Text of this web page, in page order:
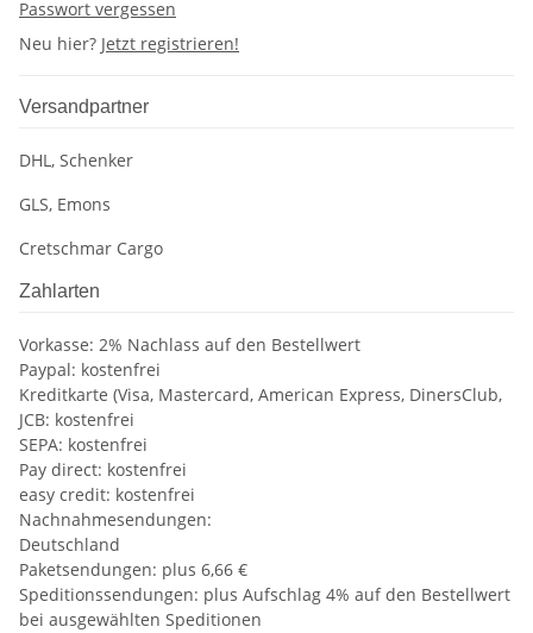
Passwort vergessen
Neu hier? Jetzt registrieren!
Versandpartner
DHL, Schenker
GLS, Emons
Cretschmar Cargo
Zahlarten
Vorkasse: 2% Nachlass auf den Bestellwert
Paypal: kostenfrei
Kreditkarte (Visa, Mastercard, American Express, DinersClub,
JCB: kostenfrei
SEPA: kostenfrei
Pay direct: kostenfrei
easy credit: kostenfrei
Nachnahmesendungen:
Deutschland
Paketsendungen: plus 6,66 €
Speditionssendungen: plus Aufschlag 4% auf den Bestellwert
bei ausgewählten Speditionen